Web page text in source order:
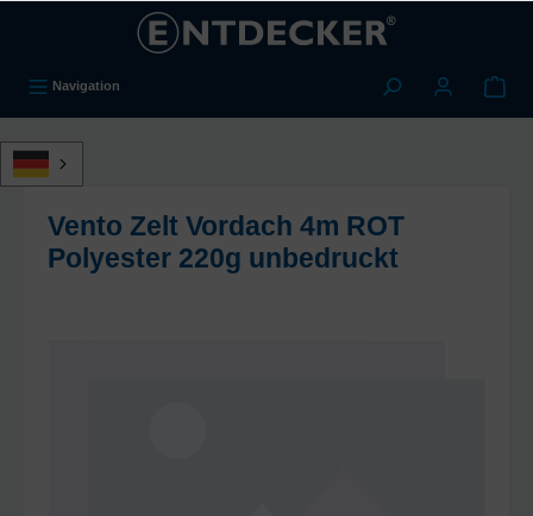
Navigation
Vento Zelt Vordach 4m ROT
Polyester 220g unbedruckt